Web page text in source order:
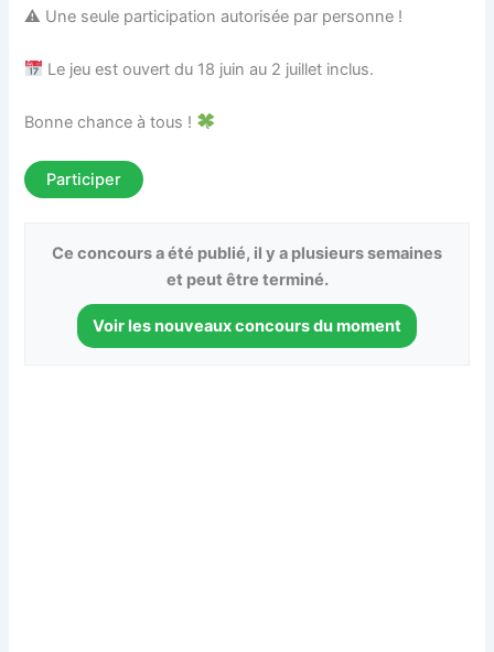
⚠ Une seule participation autorisée par personne !
Le jeu est ouvert du 18 juin au 2 juillet inclus.
Bonne chance à tous !
Participer
Ce concours a été publié, il y a plusieurs semaines
et peut être terminé.
Voir les nouveaux concours du moment